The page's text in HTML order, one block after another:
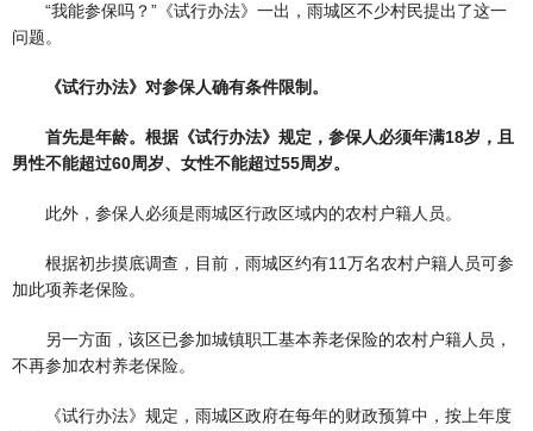
“我能参保吗？”《试行办法》一出，雨城区不少村民提出了这一
问题。
《试行办法》对参保人确有条件限制。
首先是年龄。根据《试行办法》规定，参保人必须年满18岁，且
男性不能超过60周岁、女性不能超过55周岁。
此外，参保人必须是雨城区行政区域内的农村户籍人员。
根据初步摸底调查，目前，雨城区约有11万名农村户籍人员可参
加此项养老保险。
另一方面，该区已参加城镇职工基本养老保险的农村户籍人员，
不再参加农村养老保险。
《试行办法》规定，雨城区政府在每年的财政预算中，按上年度